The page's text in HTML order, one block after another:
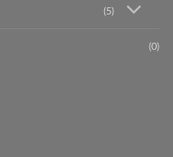
(5)
(0)